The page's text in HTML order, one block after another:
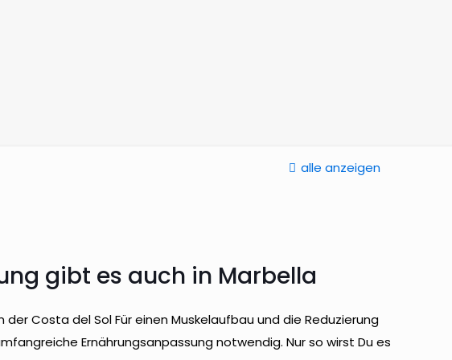
alle anzeigen
gibt es auch in Marbella
Costa del Sol Für einen Muskelaufbau und die Reduzierung
Ernährungsanpassung notwendig. Nur so wirst Du es